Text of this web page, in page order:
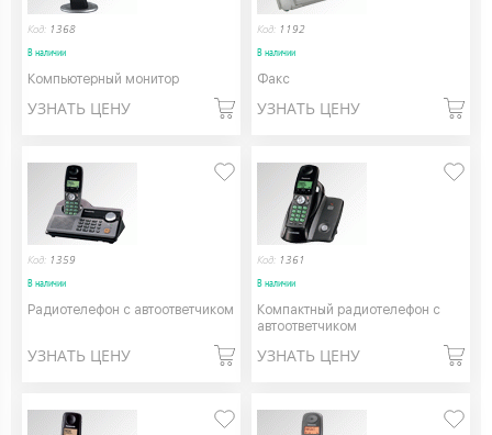
Код: 1368
В наличии
Компьютерный монитор
УЗНАТЬ ЦЕНУ
Код: 1192
В наличии
Факс
УЗНАТЬ ЦЕНУ
Код: 1359
В наличии
Радиотелефон с автоответчиком
УЗНАТЬ ЦЕНУ
Код: 1361
В наличии
Компактный радиотелефон с
автоответчиком
УЗНАТЬ ЦЕНУ